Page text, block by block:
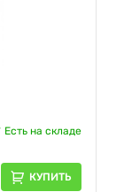
Есть на складе
КУПИТЬ